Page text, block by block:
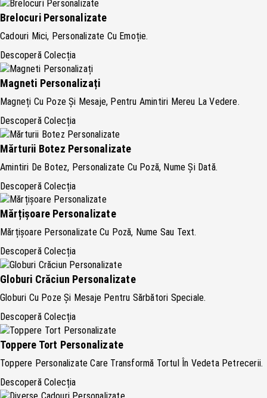
Brelocuri Personalizate
Cadouri Mici, Personalizate Cu Emoție.
Descoperă Colecția
Magneti Personalizați
Magneți Cu Poze Și Mesaje, Pentru Amintiri Mereu La Vedere.
Descoperă Colecția
Mărturii Botez Personalizate
Amintiri De Botez, Personalizate Cu Poză, Nume Și Dată.
Descoperă Colecția
Mărțișoare Personalizate
Mărțișoare Personalizate Cu Poză, Nume Sau Text.
Descoperă Colecția
Globuri Crăciun Personalizate
Globuri Cu Poze Și Mesaje Pentru Sărbători Speciale.
Descoperă Colecția
Toppere Tort Personalizate
Toppere Personalizate Care Transformă Tortul În Vedeta Petrecerii.
Descoperă Colecția